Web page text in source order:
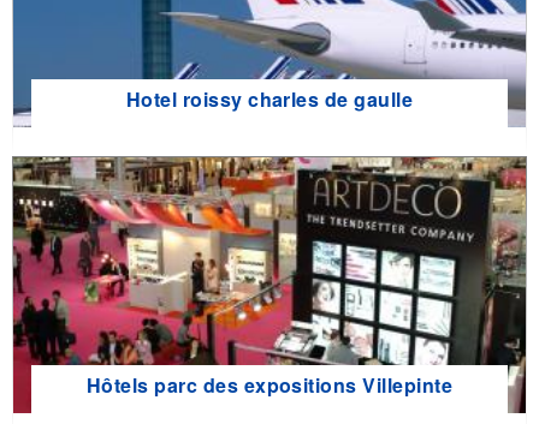
Hotel roissy charles de gaulle
Hôtels parc des expositions Villepinte